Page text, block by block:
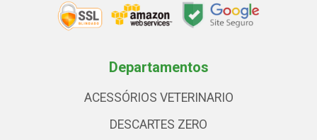
Departamentos
ACESSÓRIOS VETERINARIO
DESCARTES ZERO